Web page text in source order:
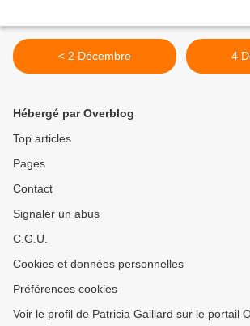
< 2 Décembre
Hébergé par Overblog
Top articles
Pages
Contact
Signaler un abus
C.G.U.
Cookies et données personnelles
Préférences cookies
Voir le profil de Patricia Gaillard sur le portail